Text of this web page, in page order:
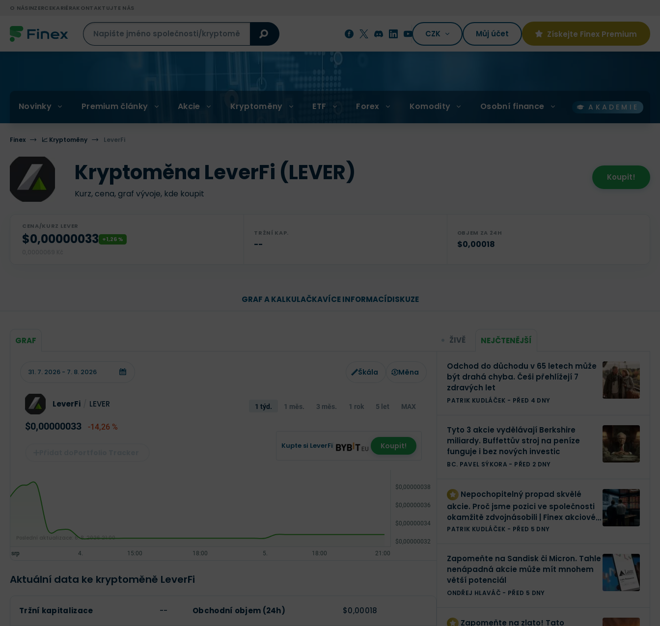
O NÁSINZERCEKARIÉRAKONTAKTUJTE NÁS
CZK Můj účet Získejte Finex Premium
Novinky Premium články Akcie Kryptoměny ETF Forex Komodity Osobní finance AKADEMIE
Finex 📈 Kryptoměny LeverFi
Kryptoměna LeverFi (LEVER)
Kurz, cena, graf vývoje, kde koupit
Koupit!
CENA/KURZ LEVER
$0,00000033 +1,26 %
TRŽNÍ KAP.
--
OBJEM ZA 24H
$0,00018
GRAF A KALKULAČKAVÍCE INFORMACÍDISKUZE
GRAF
Škála Měna
LeverFi LEVER
$0,00000033 -14,26 %
1 týd. 1 měs. 3 měs. 1 rok 5 let MAX
Kupte si LeverFi Koupit!
6. 8. 2026 21:00
Aktuální data ke kryptoměně LeverFi
Tržní kapitalizace -- Obchodní objem (24h) $0,00018
ŽIVĚ NEJČTENĚJŠÍ
Odchod do důchodu v 65 letech může
být drahá chyba. Češi přehlížejí 7
zdravých let
PATRIK KUDLÁČEK - PŘED 4 DNY
Tyto 3 akcie vydělávají Berkshire
miliardy. Buffettův stroj na peníze
funguje i bez nových investic
BC. PAVEL SÝKORA - PŘED 2 DNY
Nepochopitelný propad skvělé
akcie. Proč jsme pozici ve společnosti
okamžitě zdvojnásobili | Finex akciové
portfolio
PATRIK KUDLÁČEK - PŘED 5 DNY
Zapomeňte na Sandisk či Micron. Tahle
nenápadná akcie může mít mnohem
větší potenciál
ONDŘEJ HLAVÁČ - PŘED 5 DNY
Zapomeňte na zlato! Tato